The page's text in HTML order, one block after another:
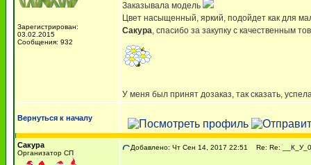
Зарегистрирован:
03.02.2015
Сообщения: 932
Заказывала модель
Цвет насыщенный, яркий, подойдет как для
Сакура, спасибо за закупку с качественным
У меня был принят дозаказ, так сказать,
Вернуться к началу
Сакура
Организатор СП
Добавлено: Чт Сен 14, 2017 22:51 Re: Re: